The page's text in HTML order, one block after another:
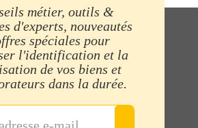
métier, outils &
d'experts, nouveautés
spéciales pour
l'identification et la
de vos biens et
dans la durée.